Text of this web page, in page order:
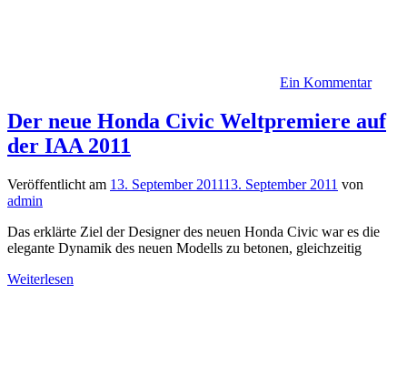
Ein Kommentar
Der neue Honda Civic Weltpremiere auf
der IAA 2011
Veröffentlicht am 13. September 201113. September 2011 von
admin
Das erklärte Ziel der Designer des neuen Honda Civic war es die
elegante Dynamik des neuen Modells zu betonen, gleichzeitig
Weiterlesen